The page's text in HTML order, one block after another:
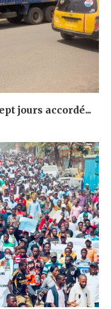
jours accordé...